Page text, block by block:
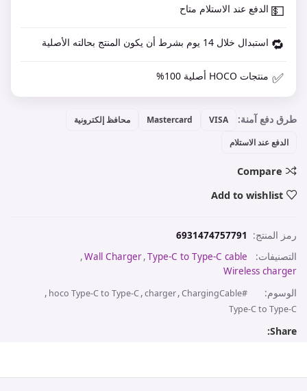
💵 الدفع عند الاستلام متاح
🔁 استبدال خلال 14 يوم بشرط أن يكون المنتج بحالته الأصلية
✅ منتجات HOCO أصلية 100%
طرق دفع آمنة: VISA
Mastercard
محافظ إلكترونية
الدفع عند الاستلام
Compare
Add to wishlist
رمز المنتج:
6931474757791
التصنيفات:
Type-C to Type-C cable
,
Wall Charger
,
Wireless charger
الوسوم:
#ChargingCable
,
charger
,
hoco Type-C to Type-C
,
Type-C to Type-C
Share: